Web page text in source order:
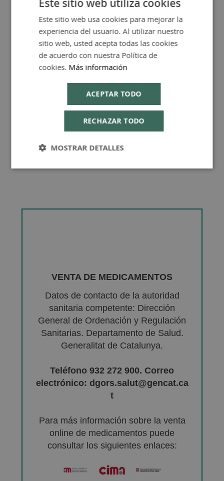
Más Información
Consejos de Compra Producto
VENTA DE MEDICAMENTOS
Datos de contacto de la autoridad
sanitaria competente: Dirección
General de Ordenación y Regulación
Sanitarias. Departamento de Salud.
Generalitat de Catalunya.
Teléfono 932 272 900. Correo
electrónico: dgors.salut@gencat.ca
t
Para más información sobre la venta
online de medicamentos puede
consultar los siguientes enlaces:
SPANISH
ENGLISH
Este sitio web utiliza cookies
Este sitio web usa cookies para mejorar la
experiencia del usuario. Al utilizar nuestro
sitio web, usted acepta todas las cookies
de acuerdo con nuestra Política de
cookies. Más información
ACEPTAR TODO
RECHAZAR TODO
MOSTRAR DETALLES